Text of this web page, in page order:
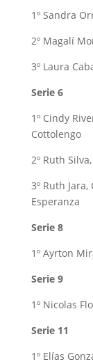
1º Sandra
2º Magalí
3º Laura
Serie 6
1º Cindy
Cottolengo
2º Ruth
3º Ruth
Esperanza
Serie 8
1º Ayrton
Serie 9
1º Nicolas
Serie 11
1º Elías